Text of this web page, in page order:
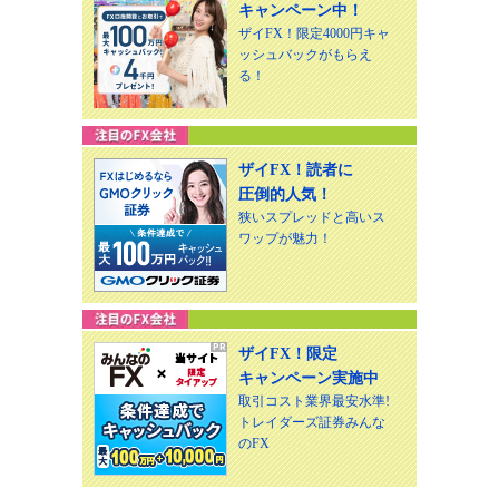
キャンペーン中！
ザイFX！限定4000円キャ
ッシュバックがもらえ
る！
ザイFX！読者に
圧倒的人気！
狭いスプレッドと高いス
ワップが魅力！
ザイFX！限定
キャンペーン実施中
取引コスト業界最安水準!
トレイダーズ証券みんな
のFX